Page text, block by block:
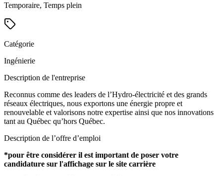
Temporaire, Temps plein
Catégorie
Ingénierie
Description de l'entreprise
Reconnus comme des leaders de l’Hydro-électricité et des grands
réseaux électriques, nous exportons une énergie propre et
renouvelable et valorisons notre expertise ainsi que nos innovations
tant au Québec qu’hors Québec.
Description de l’offre d’emploi
*pour être considérer il est important de poser votre
candidature sur l'affichage sur le site carrière